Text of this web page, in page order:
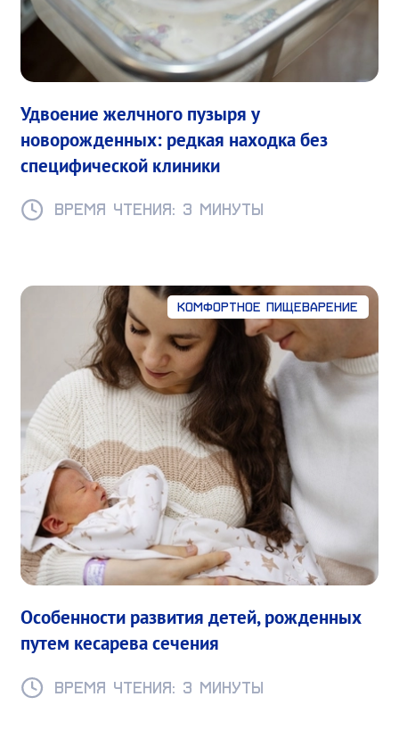
Удвоение желчного пузыря у
новорожденных: редкая находка без
специфической клиники
Время чтения: 3 минуты
Комфортное пищеварение
Особенности развития детей, рожденных
путем кесарева сечения
Время чтения: 3 минуты